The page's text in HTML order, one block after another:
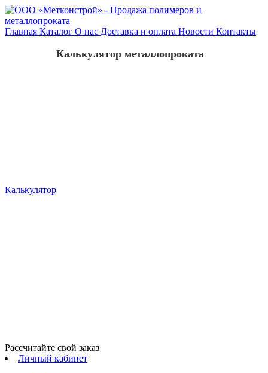
Главная Каталог О нас Доставка и оплата Новости Контакты
Калькулятор
Калькулятор металлопроката
Рассчитайте свой заказ
Личный кабинет